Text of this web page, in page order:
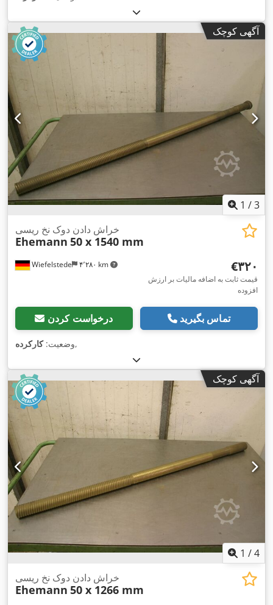
آگهی کوچک
1 /3
Wiefelstede ۴٬۲۸۰ km
خراش دادن دوک نخ ریسی
Ehemann 50 x 1540 mm
‎€۳۲۰
قیمت ثابت به اضافه مالیات بر ارزش
افزوده
درخواست کردن تماس بگیرید
وضعیت:کارکرده ,
آگهی کوچک
1 /4
خراش دادن دوک نخ ریسی
Ehemann 50 x 1266 mm